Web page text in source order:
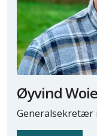
Øyvind Woie
Generalsekretær